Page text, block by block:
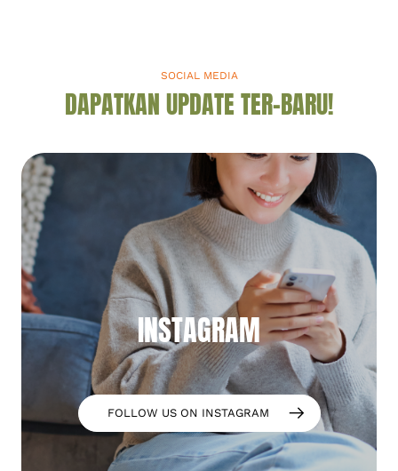
SOCIAL MEDIA
DAPATKAN UPDATE TER-BARU!
INSTAGRAM
FOLLOW US ON INSTAGRAM